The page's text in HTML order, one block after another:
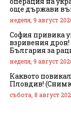
още държави
неделя, 9 август
София привика
взривения
България за
неделя, 9 август
Каквото
Пловдив!
събота, 8 август